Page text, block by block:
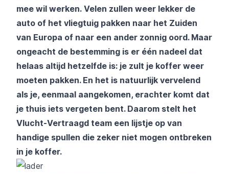
mee wil werken. Velen zullen weer lekker de
auto of het vliegtuig pakken naar het Zuiden
van Europa of naar een ander zonnig oord. Maar
ongeacht de bestemming is er één nadeel dat
helaas altijd hetzelfde is: je zult je koffer weer
moeten pakken. En het is natuurlijk vervelend
als je, eenmaal aangekomen, erachter komt dat
je thuis iets vergeten bent. Daarom stelt het
Vlucht-Vertraagd team een lijstje op van
handige spullen die zeker niet mogen ontbreken
in je koffer.